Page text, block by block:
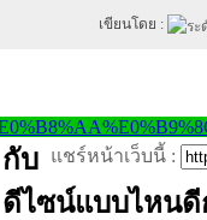
เขียนโดย :
แชร์หน้าเว็บนี้ :
กับ
ดีไซน์แบบไหนดี